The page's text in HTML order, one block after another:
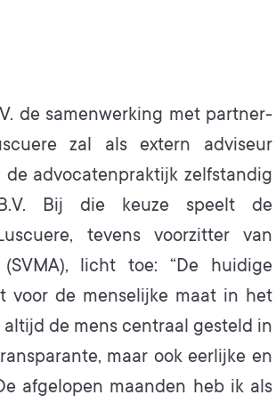
de samenwerking met partner-
zal als extern adviseur
advocatenpraktijk zelfstandig
Bij die keuze speelt de
tevens voorzitter van
(SVMA), licht toe: “De huidige
voor de menselijke maat in het
de mens centraal gesteld in
maar ook eerlijke en
afgelopen maanden heb ik als